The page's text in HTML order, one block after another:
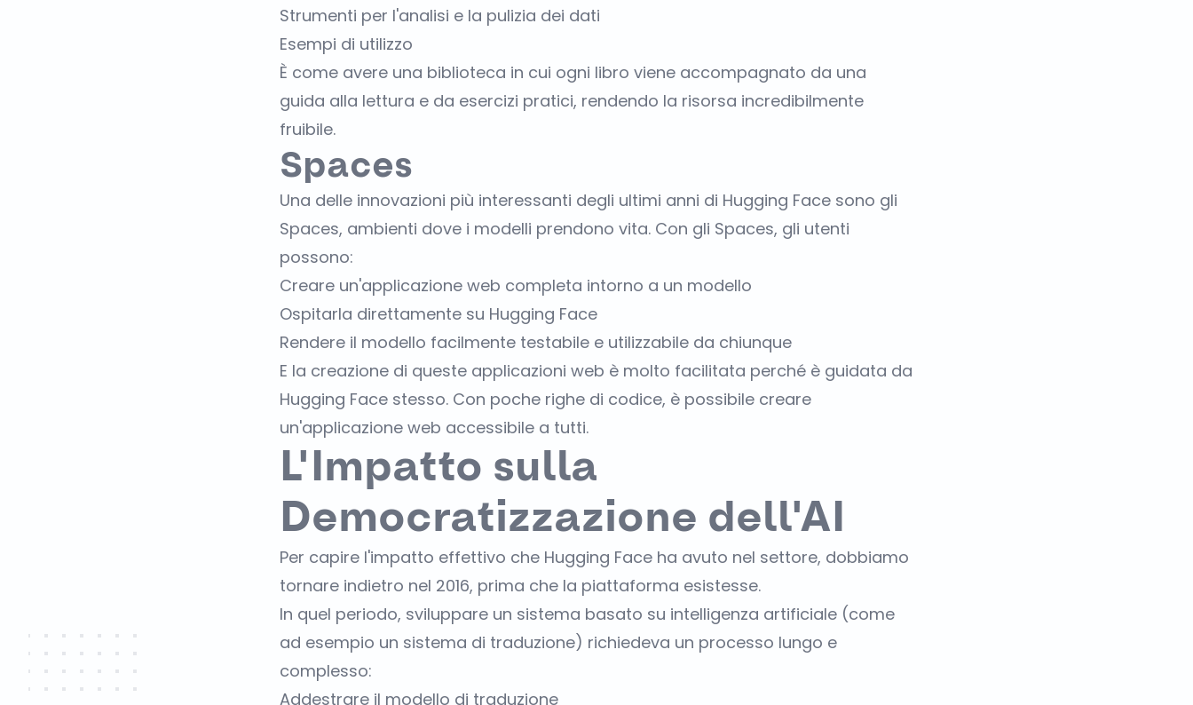
Strumenti per l'analisi e la pulizia dei dati
Esempi di utilizzo
È come avere una biblioteca in cui ogni libro viene accompagnato da una
guida alla lettura e da esercizi pratici, rendendo la risorsa incredibilmente
fruibile.
Spaces
Una delle innovazioni più interessanti degli ultimi anni di Hugging Face sono gli
Spaces, ambienti dove i modelli prendono vita. Con gli Spaces, gli utenti
possono:
Creare un'applicazione web completa intorno a un modello
Ospitarla direttamente su Hugging Face
Rendere il modello facilmente testabile e utilizzabile da chiunque
E la creazione di queste applicazioni web è molto facilitata perché è guidata da
Hugging Face stesso. Con poche righe di codice, è possibile creare
un'applicazione web accessibile a tutti.
L'Impatto sulla
Democratizzazione dell'AI
Per capire l'impatto effettivo che Hugging Face ha avuto nel settore, dobbiamo
tornare indietro nel 2016, prima che la piattaforma esistesse.
In quel periodo, sviluppare un sistema basato su intelligenza artificiale (come
ad esempio un sistema di traduzione) richiedeva un processo lungo e
complesso:
Addestrare il modello di traduzione